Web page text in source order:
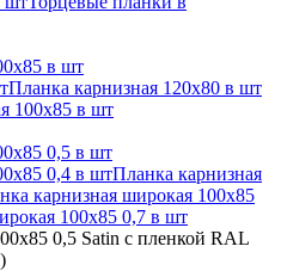
в шт
Планка карнизная 120х80 в шт
100х85 в шт
0,5 в шт
0,4 в штПланка карнизная
карнизная широкая 100х85
100х85 0,7 в шт
0,5 Satin с пленкой RAL